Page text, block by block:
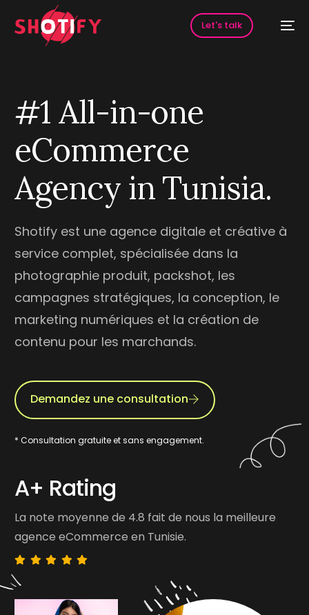
Let's talk
#1 All-in-one
eCommerce
Agency inTunisia.
Shotify est une agence digitale et créative à
service complet, spécialisée dans la
photographie produit, packshot, les
campagnes stratégiques, la conception, le
marketing numériques et la création de
contenu pour les marchands.
Demandez une consultation
* Consultation gratuite et sans engagement.
A+ Rating
La note moyenne de 4.8 fait de nous la meilleure
agence eCommerce en Tunisie.